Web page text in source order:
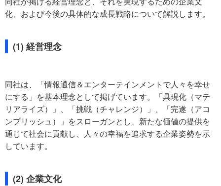
化、および今後の具体的な成長戦略について解説します。
(1) 経営理念
同社は、「情報通信＆エンターテインメントで人々を幸せ
にする」を基本理念として掲げています。「具現化（マテ
リアライズ）」、「挑戦（チャレンジ）」、「完遂（アコ
ンプリッシュ）」をスローガンとし、新たな価値の提供を
通じて社会に貢献し、人々の幸福を追求する企業姿勢を示
しています。
(2) 企業文化